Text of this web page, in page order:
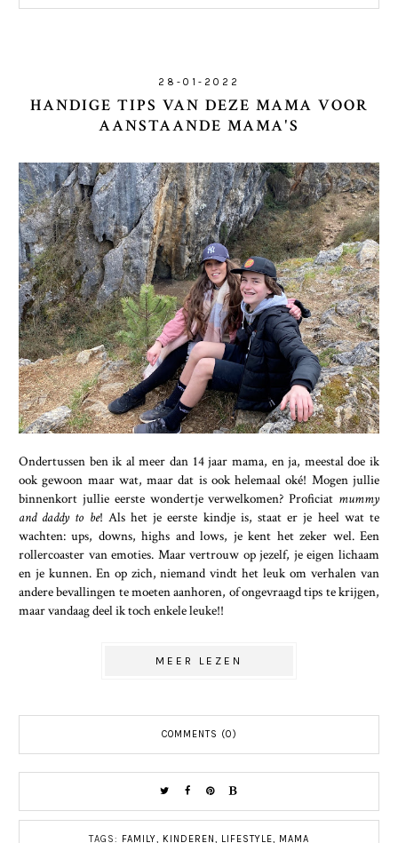
28-01-2022
HANDIGE TIPS VAN DEZE MAMA VOOR
AANSTAANDE MAMA'S
Ondertussen ben ik al meer dan 14 jaar mama, en ja, meestal doe ik
ook gewoon maar wat, maar dat is ook helemaal oké! Mogen jullie
binnenkort jullie eerste wondertje verwelkomen? Proficiat mummy
and daddy to be! Als het je eerste kindje is, staat er je heel wat te
wachten: ups, downs, highs and lows, je kent het zeker wel. Een
rollercoaster van emoties. Maar vertrouw op jezelf, je eigen lichaam
en je kunnen. En op zich, niemand vindt het leuk om verhalen van
andere bevallingen te moeten aanhoren, of ongevraagd tips te krijgen,
maar vandaag deel ik toch enkele leuke!!
MEER LEZEN
COMMENTS (0)
TAGS: FAMILY, KINDEREN, LIFESTYLE, MAMA